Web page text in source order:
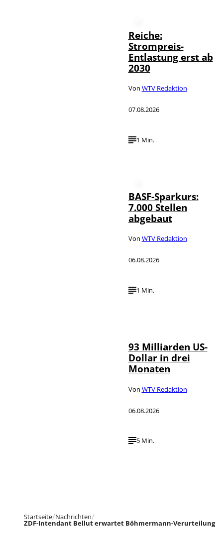
Reiche:
Strompreis-
Entlastung erst ab
2030
Von WTV Redaktion
07.08.2026
1 Min.
BASF-Sparkurs:
7.000 Stellen
abgebaut
Von WTV Redaktion
06.08.2026
1 Min.
93 Milliarden US-
Dollar in drei
Monaten
Von WTV Redaktion
06.08.2026
5 Min.
Startseite Nachrichten
ZDF-Intendant Bellut erwartet Böhmermann-Verurteilung